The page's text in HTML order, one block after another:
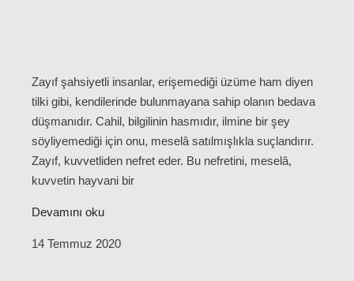
Zayıf şahsiyetli insanlar, erişemediği üzüme ham diyen
tilki gibi, kendilerinde bulunmayana sahip olanın bedava
düşmanıdır. Cahil, bilgilinin hasmıdır, ilmine bir şey
söyliyemediği için onu, meselâ satılmışlıkla suçlandırır.
Zayıf, kuvvetliden nefret eder. Bu nefretini, meselâ,
kuvvetin hayvani bir
Devamını oku
14 Temmuz 2020